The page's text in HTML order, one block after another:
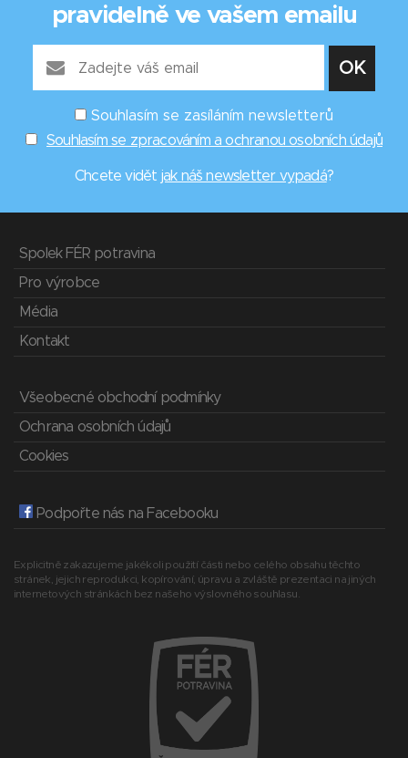
pravidelně ve vašem emailu
Souhlasím se zasíláním newsletterů
Souhlasím se zpracováním a ochranou osobních údajů
Chcete vidět jak náš newsletter vypadá?
Spolek FÉR potravina
Pro výrobce
Média
Kontakt
Všeobecné obchodní podmínky
Ochrana osobních údajů
Cookies
Podpořte nás na Facebooku
Explicitně zakazujeme jakékoli použití části nebo celého obsahu těchto
stránek, jejich reprodukci, kopírování, úpravu a zvláště prezentaci na jiných
internetových stránkách bez našeho výslovného souhlasu.